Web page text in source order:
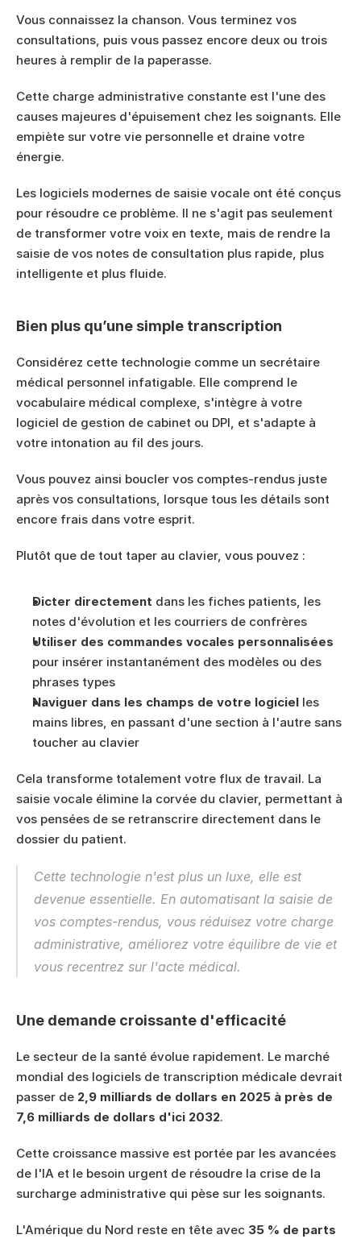
Vous connaissez la chanson. Vous terminez vos
consultations, puis vous passez encore deux ou trois
heures à remplir de la paperasse.
Cette charge administrative constante est l'une des
causes majeures d'épuisement chez les soignants. Elle
empiète sur votre vie personnelle et draine votre
énergie.
Les logiciels modernes de saisie vocale ont été conçus
pour résoudre ce problème. Il ne s'agit pas seulement
de transformer votre voix en texte, mais de rendre la
saisie de vos notes de consultation plus rapide, plus
intelligente et plus fluide.
Bien plus qu’une simple transcription
Considérez cette technologie comme un secrétaire
médical personnel infatigable. Elle comprend le
vocabulaire médical complexe, s'intègre à votre
logiciel de gestion de cabinet ou DPI, et s'adapte à
votre intonation au fil des jours.
Vous pouvez ainsi boucler vos comptes-rendus juste
après vos consultations, lorsque tous les détails sont
encore frais dans votre esprit.
Plutôt que de tout taper au clavier, vous pouvez :
Dicter directement dans les fiches patients, les
notes d'évolution et les courriers de confrères
Utiliser des commandes vocales personnalisées
pour insérer instantanément des modèles ou des
phrases types
Naviguer dans les champs de votre logiciel les
mains libres, en passant d'une section à l'autre sans
toucher au clavier
Cela transforme totalement votre flux de travail. La
saisie vocale élimine la corvée du clavier, permettant à
vos pensées de se retranscrire directement dans le
dossier du patient.
Cette technologie n'est plus un luxe, elle est
devenue essentielle. En automatisant la saisie de
vos comptes-rendus, vous réduisez votre charge
administrative, améliorez votre équilibre de vie et
vous recentrez sur l'acte médical.
Une demande croissante d'efficacité
Le secteur de la santé évolue rapidement. Le marché
mondial des logiciels de transcription médicale devrait
passer de 2,9 milliards de dollars en 2025 à près de
7,6 milliards de dollars d'ici 2032.
Cette croissance massive est portée par les avancées
de l'IA et le besoin urgent de résoudre la crise de la
surcharge administrative qui pèse sur les soignants.
L'Amérique du Nord reste en tête avec 35 % de parts